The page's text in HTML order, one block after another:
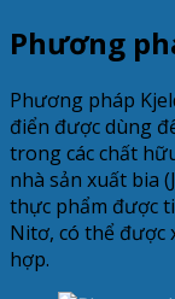
Phương
Phương pháp
điển được dùng
trong các chất
nhà sản xuất bia
thực phẩm được
Nitơ, có thể được
hợp.